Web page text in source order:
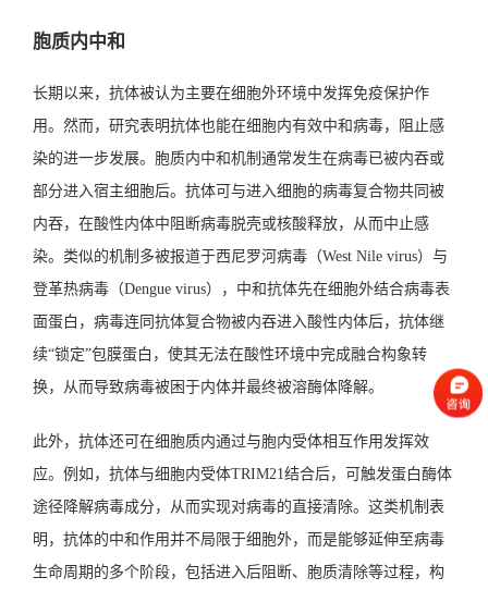
胞质内中和
长期以来，抗体被认为主要在细胞外环境中发挥免疫保护作
用。然而，研究表明抗体也能在细胞内有效中和病毒，阻止感
染的进一步发展。胞质内中和机制通常发生在病毒已被内吞或
部分进入宿主细胞后。抗体可与进入细胞的病毒复合物共同被
内吞，在酸性内体中阻断病毒脱壳或核酸释放，从而中止感
染。类似的机制多被报道于西尼罗河病毒（West Nile virus）与
登革热病毒（Dengue virus），中和抗体先在细胞外结合病毒表
面蛋白，病毒连同抗体复合物被内吞进入酸性内体后，抗体继
续“锁定”包膜蛋白，使其无法在酸性环境中完成融合构象转
换，从而导致病毒被困于内体并最终被溶酶体降解。
此外，抗体还可在细胞质内通过与胞内受体相互作用发挥效
应。例如，抗体与细胞内受体TRIM21结合后，可触发蛋白酶体
途径降解病毒成分，从而实现对病毒的直接清除。这类机制表
明，抗体的中和作用并不局限于细胞外，而是能够延伸至病毒
生命周期的多个阶段，包括进入后阻断、胞质清除等过程，构